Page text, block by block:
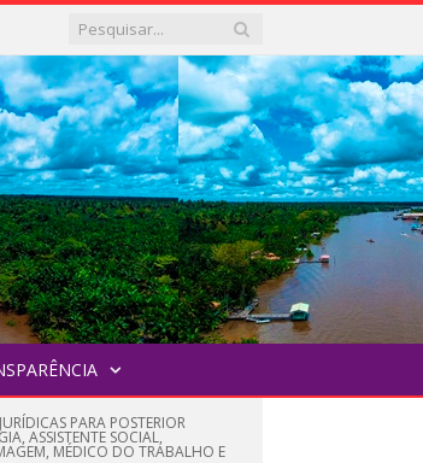
PARA POSTERIOR
ASSISTENTE SOCIAL,
MÉDICO DO TRABALHO E